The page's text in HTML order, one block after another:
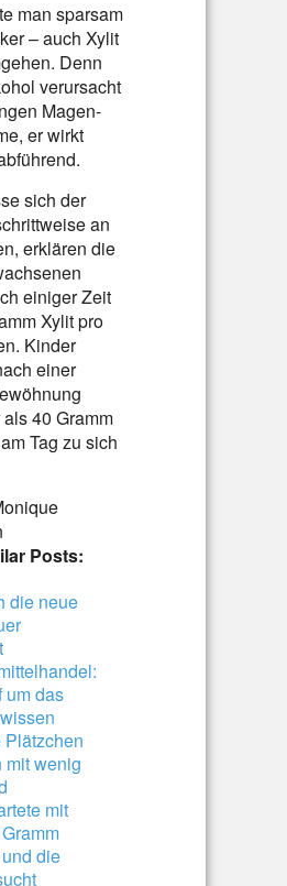
man sparsam
– auch Xylit
Denn
verursacht
Magen-
er wirkt
sich der
an
erklären die
einiger Zeit
Xylit pro
Kinder
einer
40 Gramm
Tag zu sich
Posts:
die neue
um das
Plätzchen
mit wenig
mit
die